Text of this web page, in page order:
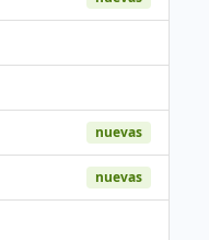
nuevas
nuevas